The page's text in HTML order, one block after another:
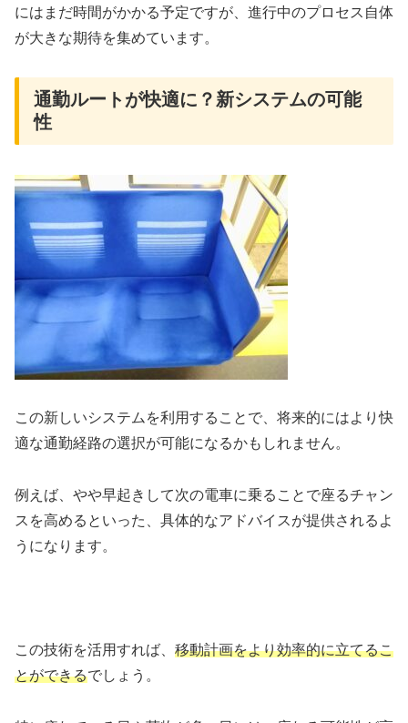
にはまだ時間がかかる予定ですが、進行中のプロセス自体
が大きな期待を集めています。
通勤ルートが快適に？新システムの可能
性
この新しいシステムを利用することで、将来的にはより快
適な通勤経路の選択が可能になるかもしれません。
例えば、やや早起きして次の電車に乗ることで座るチャン
スを高めるといった、具体的なアドバイスが提供されるよ
うになります。
この技術を活用すれば、 移動計画をより効率的に立てるこ
とができるでしょう。